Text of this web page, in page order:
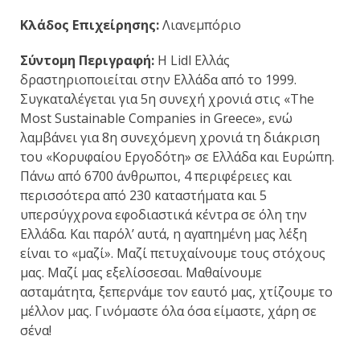
Κλάδος Επιχείρησης:Λιανεμπόριο
Σύντομη Περιγραφή: Η Lidl Ελλάς
δραστηριοποιείται στην Ελλάδα από το 1999.
Συγκαταλέγεται για 5η συνεχή χρονιά στις «The
Most Sustainable Companies in Greece», ενώ
λαμβάνει για 8η συνεχόμενη χρονιά τη διάκριση
του «Κορυφαίου Εργοδότη» σε Ελλάδα και Ευρώπη.
Πάνω από 6700 άνθρωποι, 4 περιφέρειες και
περισσότερα από 230 καταστήματα και 5
υπερσύγχρονα εφοδιαστικά κέντρα σε όλη την
Ελλάδα. Και παρόλ’ αυτά, η αγαπημένη μας λέξη
είναι το «μαζί». Μαζί πετυχαίνουμε τους στόχους
μας. Μαζί μας εξελίσσεσαι. Μαθαίνουμε
ασταμάτητα, ξεπερνάμε τον εαυτό μας, χτίζουμε το
μέλλον μας. Γινόμαστε όλα όσα είμαστε, χάρη σε
σένα!